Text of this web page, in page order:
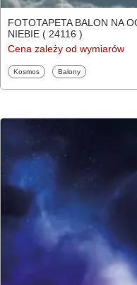
FOTOTAPETA BALON NA
NIEBIE ( 24116 )
Cena zależy od wymiarów
Fototapety
Kosmos Fototapety
Balony